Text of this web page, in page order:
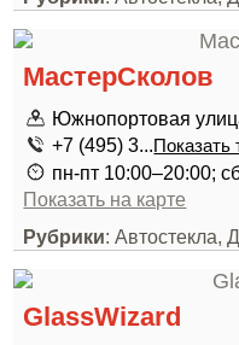
МастерСколов
Южнопортовая
+7 (495) 3...Показать
пн-пт 10:00–20:00;
Показать на карте
Рубрики: Автостекла,
GlassWizard